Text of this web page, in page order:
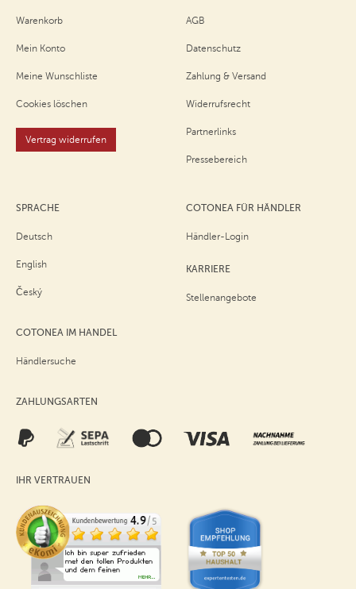
Warenkorb
Mein Konto
Meine Wunschliste
Cookies löschen
Vertrag widerrufen
AGB
Datenschutz
Zahlung & Versand
Widerrufsrecht
Partnerlinks
Pressebereich
SPRACHE
Deutsch
English
Český
COTONEA IM HANDEL
Händlersuche
COTONEA FÜR HÄNDLER
Händler-Login
KARRIERE
Stellenangebote
ZAHLUNGSARTEN
IHR VERTRAUEN